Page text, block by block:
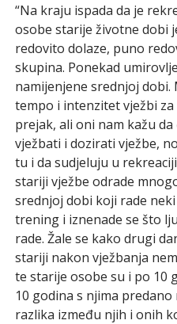
“Na kraju ispada da je
osobe starije životne dobi
redovito dolaze, puno
skupina. Ponekad
namijenjene srednjoj dobi.
tempo i intenzitet vježbi
prejak, ali oni nam kažu
vježbati i dozirati vježbe,
tu i da sudjeluju u
stariji vježbe odrade
srednjoj dobi koji rade
trening i iznenade se što
rade. Žale se kako drugi
stariji nakon vježbanja
te starije osobe su i po 10
10 godina s njima
razlika između njih i onih